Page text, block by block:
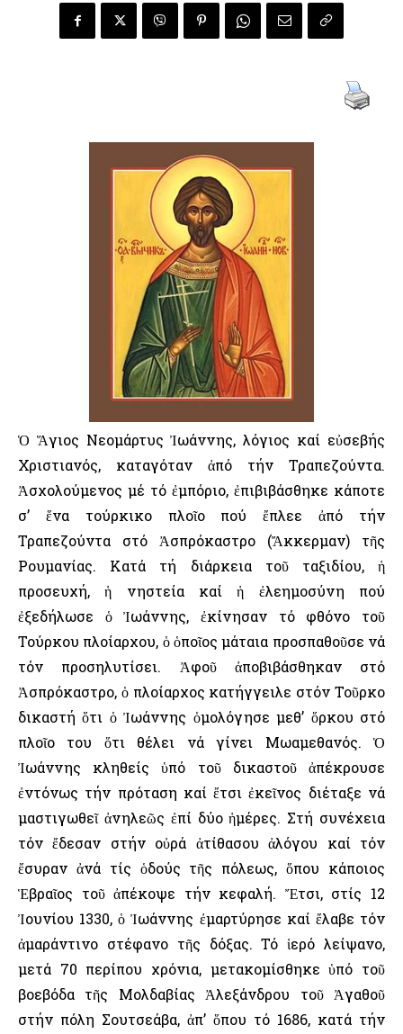
Ὁ Ἅγιος Νεομάρτυς Ἰωάννης, λόγιος καί εὐσεβής
Χριστιανός, καταγόταν ἀπό τήν Τραπεζούντα.
Ἀσχολούμενος μέ τό ἐμπόριο, ἐπιβιβάσθηκε κάποτε
σ’ ἕνα τούρκικο πλοῖο πού ἔπλεε ἀπό τήν
Τραπεζούντα στό Ἀσπρόκαστρο (Ἄκκερμαν) τῆς
Ρουμανίας. Κατά τή διάρκεια τοῦ ταξιδίου, ἡ
προσευχή, ἡ νηστεία καί ἡ ἐλεημοσύνη πού
ἐξεδήλωσε ὁ Ἰωάννης, ἐκίνησαν τό φθόνο τοῦ
Τούρκου πλοίαρχου, ὁ ὁποῖος μάταια προσπαθοῦσε νά
τόν προσηλυτίσει. Ἀφοῦ ἀποβιβάσθηκαν στό
Ἀσπρόκαστρο, ὁ πλοίαρχος κατήγγειλε στόν Τοῦρκο
δικαστή ὅτι ὁ Ἰωάννης ὁμολόγησε μεθ’ ὅρκου στό
πλοῖο του ὅτι θέλει νά γίνει Μωαμεθανός. Ὁ
Ἰωάννης κληθείς ὑπό τοῦ δικαστοῦ ἀπέκρουσε
ἐντόνως τήν πρόταση καί ἔτσι ἐκεῖνος διέταξε νά
μαστιγωθεῖ ἀνηλεῶς ἐπί δύο ἡμέρες. Στή συνέχεια
τόν ἔδεσαν στήν οὐρά ἀτίθασου ἀλόγου καί τόν
ἔσυραν ἀνά τίς ὁδούς τῆς πόλεως, ὅπου κάποιος
Ἑβραῖος τοῦ ἀπέκοψε τήν κεφαλή. Ἔτσι, στίς 12
Ἰουνίου 1330, ὁ Ἰωάννης ἐμαρτύρησε καί ἔλαβε τόν
ἀμαράντινο στέφανο τῆς δόξας. Τό ἱερό λείψανο,
μετά 70 περίπου χρόνια, μετακομίσθηκε ὑπό τοῦ
βοεβόδα τῆς Μολδαβίας Ἀλεξάνδρου τοῦ Ἀγαθοῦ
στήν πόλη Σουτσεάβα, ἀπ’ ὅπου τό 1686, κατά τήν